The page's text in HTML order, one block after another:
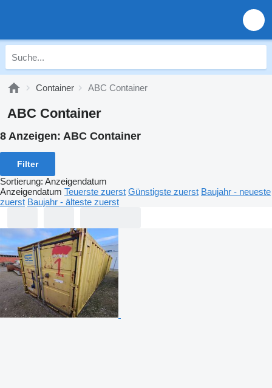
Container ABC Container
ABC Container
8 Anzeigen: ABC Container
Filter
Sortierung: Anzeigendatum
Anzeigendatum Teuerste zuerst Günstigste zuerst Baujahr - neueste
zuerst Baujahr - älteste zuerst